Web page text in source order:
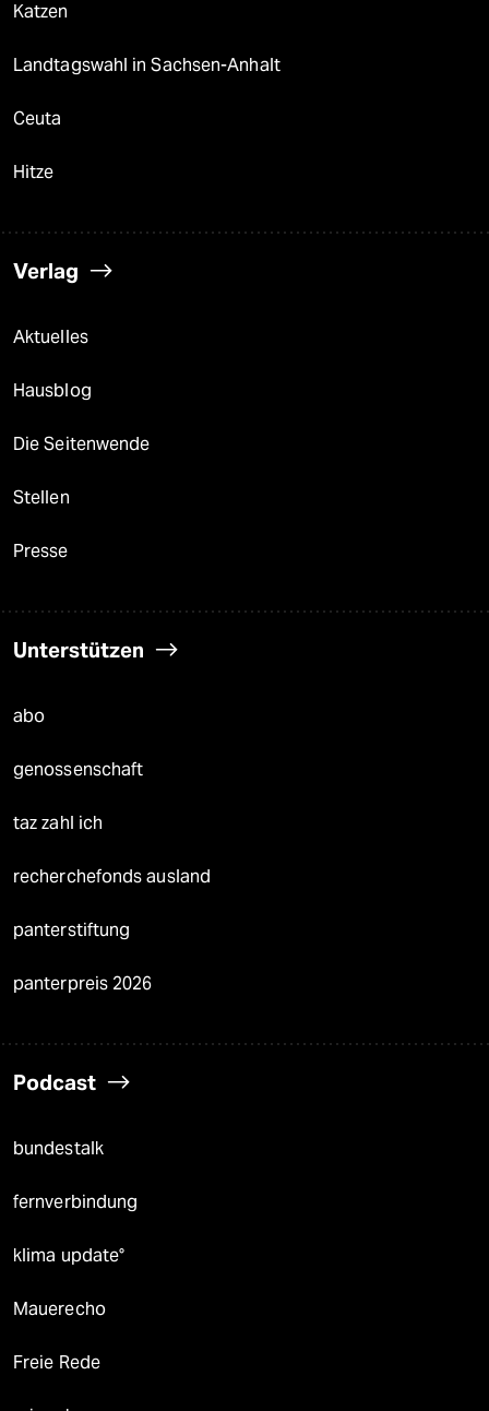
Katzen
Landtagswahl in Sachsen-Anhalt
Ceuta
Hitze
Verlag
Aktuelles
Hausblog
Die Seitenwende
Stellen
Presse
Unterstützen
abo
genossenschaft
taz zahl ich
recherchefonds ausland
panterstiftung
panterpreis 2026
Podcast
bundestalk
fernverbindung
klima update°
Mauerecho
Freie Rede